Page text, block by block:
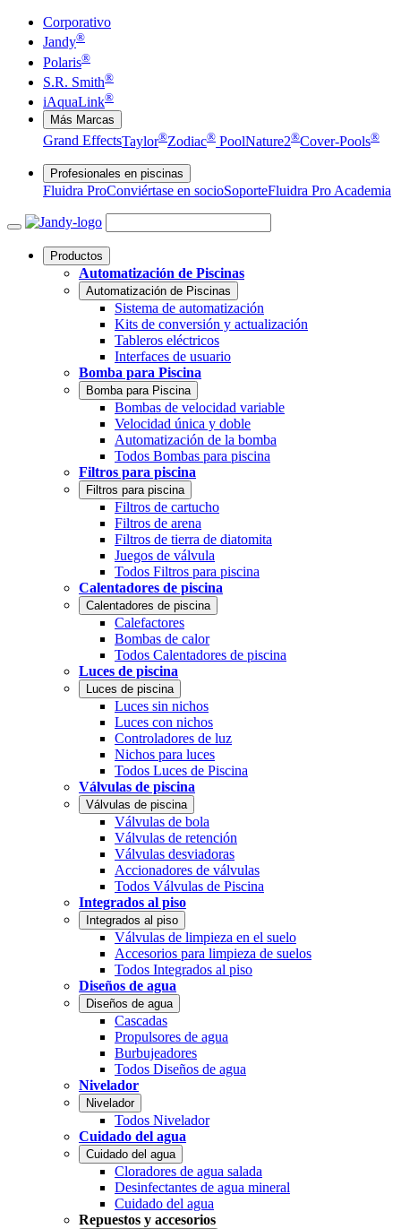
Corporativo
Jandy®
Polaris®
S.R. Smith®
iAquaLink®
Más Marcas
Grand EffectsTaylor®Zodiac® PoolNature2®Cover-Pools®
Profesionales en piscinas
Fluidra ProConviértase en socioSoporteFluidra Pro Academia
Productos
Automatización de Piscinas
Automatización de Piscinas
Sistema de automatización
Kits de conversión y actualización
Tableros eléctricos
Interfaces de usuario
Bomba para Piscina
Bomba para Piscina
Bombas de velocidad variable
Velocidad única y doble
Automatización de la bomba
Todos Bombas para piscina
Filtros para piscina
Filtros para piscina
Filtros de cartucho
Filtros de arena
Filtros de tierra de diatomita
Juegos de válvula
Todos Filtros para piscina
Calentadores de piscina
Calentadores de piscina
Calefactores
Bombas de calor
Todos Calentadores de piscina
Luces de piscina
Luces de piscina
Luces sin nichos
Luces con nichos
Controladores de luz
Nichos para luces
Todos Luces de Piscina
Válvulas de piscina
Válvulas de piscina
Válvulas de bola
Válvulas de retención
Válvulas desviadoras
Accionadores de válvulas
Todos Válvulas de Piscina
Integrados al piso
Integrados al piso
Válvulas de limpieza en el suelo
Accesorios para limpieza de suelos
Todos Integrados al piso
Diseños de agua
Diseños de agua
Cascadas
Propulsores de agua
Burbujeadores
Todos Diseños de agua
Nivelador
Nivelador
Todos Nivelador
Cuidado del agua
Cuidado del agua
Cloradores de agua salada
Desinfectantes de agua mineral
Cuidado del agua
Repuestos y accesorios